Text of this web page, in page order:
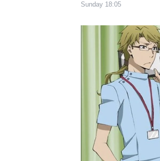
Sunday 18:05